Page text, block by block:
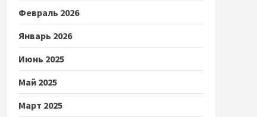
Февраль 2026
Январь 2026
Июнь 2025
Май 2025
Март 2025